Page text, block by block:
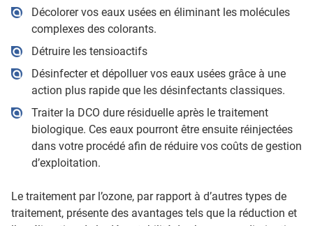
Décolorer vos eaux usées en éliminant les molécules
complexes des colorants.
Détruire les tensioactifs
Désinfecter et dépolluer vos eaux usées grâce à une
action plus rapide que les désinfectants classiques.
Traiter la DCO dure résiduelle après le traitement
biologique. Ces eaux pourront être ensuite réinjectées
dans votre procédé afin de réduire vos coûts de gestion
d’exploitation.
Le traitement par l’ozone, par rapport à d’autres types de
traitement, présente des avantages tels que la réduction et